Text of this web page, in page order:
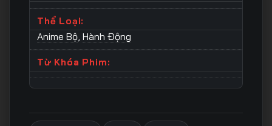
Thể Loại:
Anime Bộ Hành Động
Từ Khóa Phim: